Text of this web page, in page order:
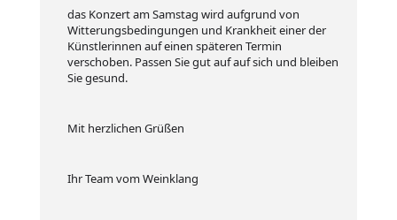
das Konzert am Samstag wird aufgrund von
Witterungsbedingungen und Krankheit einer der
Künstlerinnen auf einen späteren Termin
verschoben. Passen Sie gut auf auf sich und bleiben
Sie gesund.
Mit herzlichen Grüßen
Ihr Team vom Weinklang